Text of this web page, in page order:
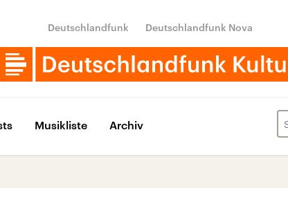
Deutschlandfunk Deutschlandfunk Nova
Musikliste Archiv